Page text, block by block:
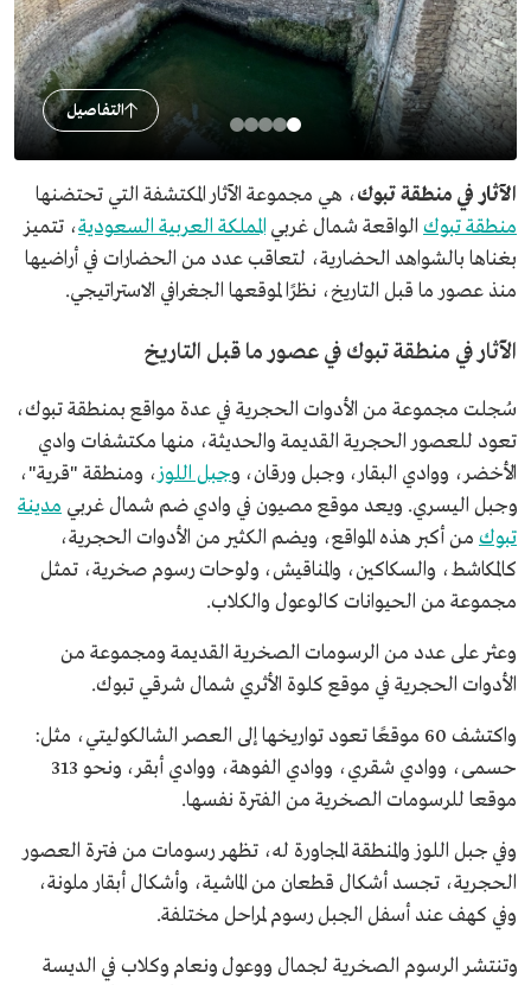
التفاصيل
الآثار في منطقة تبوك، هي مجموعة الآثار المكتشفة التي تحتضنها
منطقة تبوك الواقعة شمال غربي المملكة العربية السعودية، تتميز
بغناها بالشواهد الحضارية، لتعاقب عدد من الحضارات في أراضيها
منذ عصور ما قبل التاريخ، نظرًا لموقعها الجغرافي الاستراتيجي.
الآثار في منطقة تبوك في عصور ما قبل التاريخ
سُجلت مجموعة من الأدوات الحجرية في عدة مواقع بمنطقة تبوك،
تعود للعصور الحجرية القديمة والحديثة، منها مكتشفات وادي
الأخضر، ووادي البقار، وجبل ورقان، وجبل اللوز، ومنطقة "قرية"،
وجبل اليسري. ويعد موقع مصيون في وادي ضم شمال غربي مدينة
تبوك من أكبر هذه المواقع، ويضم الكثير من الأدوات الحجرية،
كالمكاشط، والسكاكين، والمناقيش، ولوحات رسوم صخرية، تمثل
مجموعة من الحيوانات كالوعول والكلاب.
وعثر على عدد من الرسومات الصخرية القديمة ومجموعة من
الأدوات الحجرية في موقع كلوة الأثري شمال شرقي تبوك.
واكتشف 60 موقعًا تعود تواريخها إلى العصر الشالكوليتي، مثل:
حسمى، ووادي شقري، ووادي الفوهة، ووادي أبقر، ونحو 313
موقعا للرسومات الصخرية من الفترة نفسها.
وفي جبل اللوز والمنطقة المجاورة له، تظهر رسومات من فترة العصور
الحجرية، تجسد أشكال قطعان من الماشية، وأشكال أبقار ملونة،
وفي كهف عند أسفل الجبل رسوم لمراحل مختلفة.
وتنتشر الرسوم الصخرية لجمال ووعول ونعام وكلاب في الديسة